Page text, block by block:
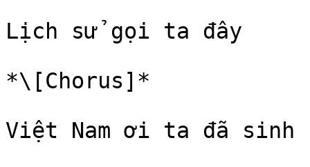
Lịch sử gọi ta đây
*\[Chorus]*
Việt Nam ơi ta đã sinh